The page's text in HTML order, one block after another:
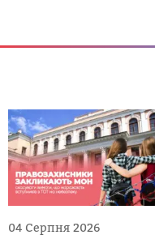
04 Серпня 2026